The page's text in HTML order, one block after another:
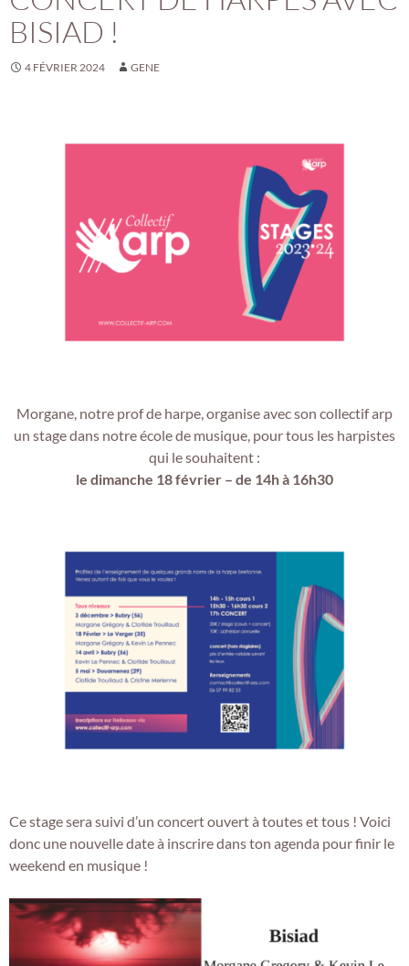
BISIAD !
4 FÉVRIER 2024 GENE
Morgane, notre prof de harpe, organise avec son collectif arp
un stage dans notre école de musique, pour tous les harpistes
qui le souhaitent :
le dimanche 18 février – de 14h à 16h30
Ce stage sera suivi d’un concert ouvert à toutes et tous ! Voici
donc une nouvelle date à inscrire dans ton agenda pour finir le
weekend en musique !